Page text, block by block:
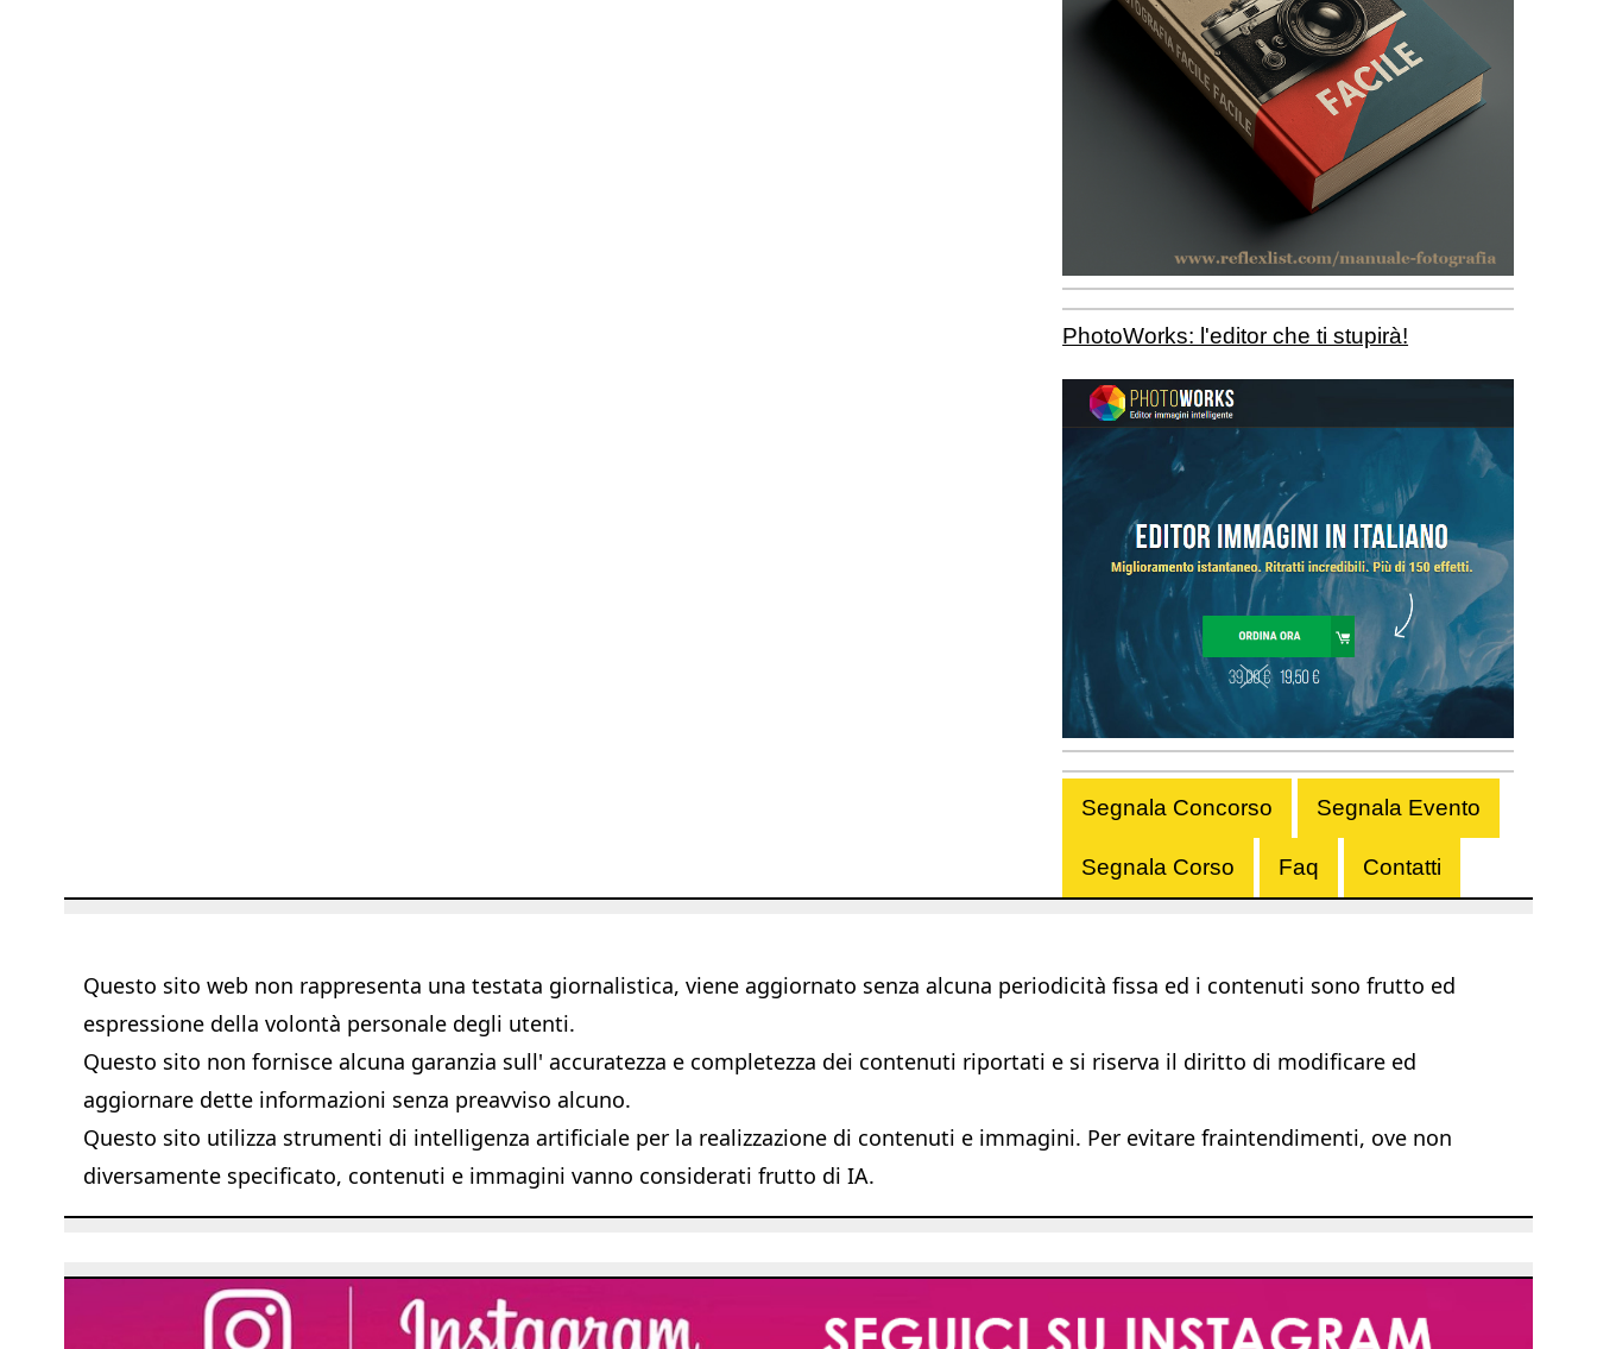
PhotoWorks: l'editor che ti stupirà!
Segnala Concorso Segnala Evento
Segnala Corso Faq Contatti
Questo sito web non rappresenta una testata giornalistica, viene aggiornato senza alcuna periodicità fissa ed i contenuti sono frutto ed
espressione della volontà personale degli utenti.
Questo sito non fornisce alcuna garanzia sull' accuratezza e completezza dei contenuti riportati e si riserva il diritto di modificare ed
aggiornare dette informazioni senza preavviso alcuno.
Questo sito utilizza strumenti di intelligenza artificiale per la realizzazione di contenuti e immagini. Per evitare fraintendimenti, ove non
diversamente specificato, contenuti e immagini vanno considerati frutto di IA.